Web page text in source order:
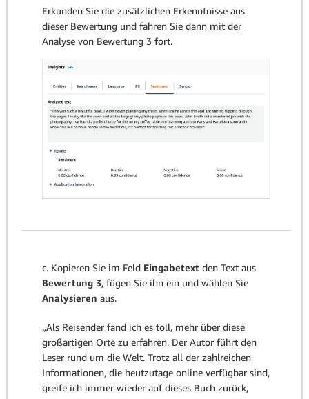
Erkunden Sie die zusätzlichen Erkenntnisse aus
dieser Bewertung und fahren Sie dann mit der
Analyse von Bewertung 3 fort.
c. Kopieren Sie im Feld Eingabetext den Text aus
Bewertung 3, fügen Sie ihn ein und wählen Sie
Analysieren aus.
„Als Reisender fand ich es toll, mehr über diese
großartigen Orte zu erfahren. Der Autor führt den
Leser rund um die Welt. Trotz all der zahlreichen
Informationen, die heutzutage online verfügbar sind,
greife ich immer wieder auf dieses Buch zurück,